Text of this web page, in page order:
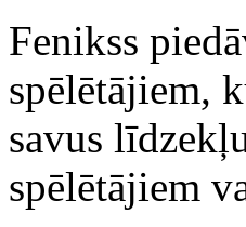
Fenikss
spēlētājiem,
savus
spēlētājiem